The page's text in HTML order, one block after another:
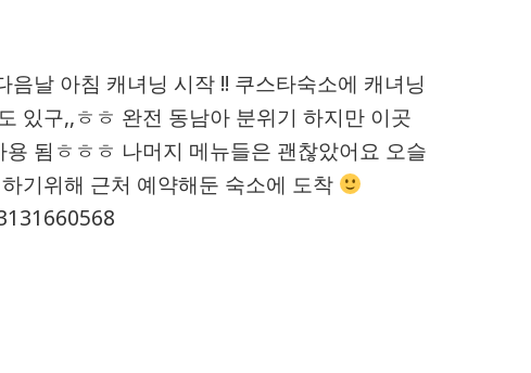
날 아침 캐녀닝 시작 !! 쿠스타숙소에 캐녀닝
있구,,ㅎㅎ 완전 동남아 분위기 하지만 이곳
됨ㅎㅎㅎ 나머지 메뉴들은 괜찮았어요 오슬
기위해 근처 예약해둔 숙소에 도착